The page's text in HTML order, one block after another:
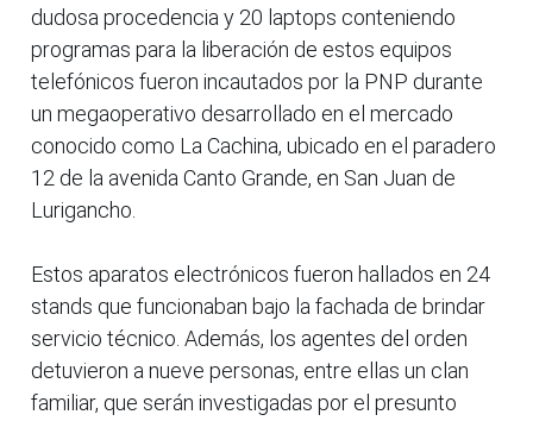
dudosa procedencia y 20 laptops conteniendo
programas para la liberación de estos equipos
telefónicos fueron incautados por la PNP durante
un megaoperativo desarrollado en el mercado
conocido como La Cachina, ubicado en el paradero
12 de la avenida Canto Grande, en San Juan de
Lurigancho.
Estos aparatos electrónicos fueron hallados en 24
stands que funcionaban bajo la fachada de brindar
servicio técnico. Además, los agentes del orden
detuvieron a nueve personas, entre ellas un clan
familiar, que serán investigadas por el presunto